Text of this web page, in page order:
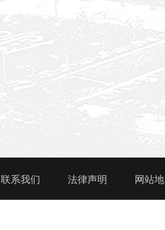
联系我们 法律声明 网站